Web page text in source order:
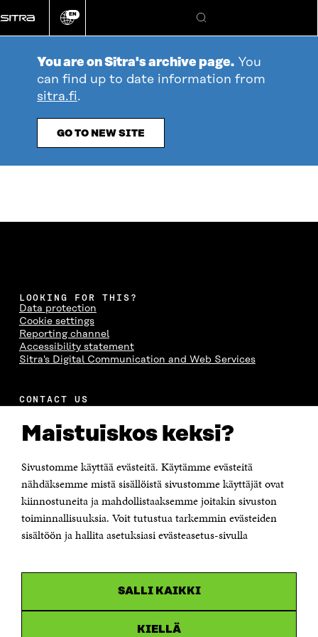
Maistuiskos keksi?
Sivustomme käyttää evästeitä. Käytämme evästeitä
nähdäksemme mistä sisällöistä sivustomme käyttäjät ovat
kiinnostuneita ja mahdollistaaksemme joitakin sivuston
toiminnallisuuksia. Voit tutustua tarkemmin evästeiden
sisältöön ja hallita asetuksiasi evästeasetus-sivulla
SALLI KAIKKI
KIELLÄ
directly
to
Change
EN
Search
You are on Sitra's archive page. You
can find up to date information from
sitra.fi.
GO TO NEW SITE
LOOKING FOR THIS?
Data protection
Cookie settings
Reporting channel
Accessibility statement
Sitra's Digital Communication and Web Services
CONTACT US
The Finnish Innovation Fund Sitra
Itämerenkatu 11-13, PO Box 160,
00181 Helsinki
Telefax +358 9 645 072
Email firstname.lastname@sitra.fi sitra@sitra.fi
How to get to Sitra?
Business ID 0202132-3
a
Linkedin
Open